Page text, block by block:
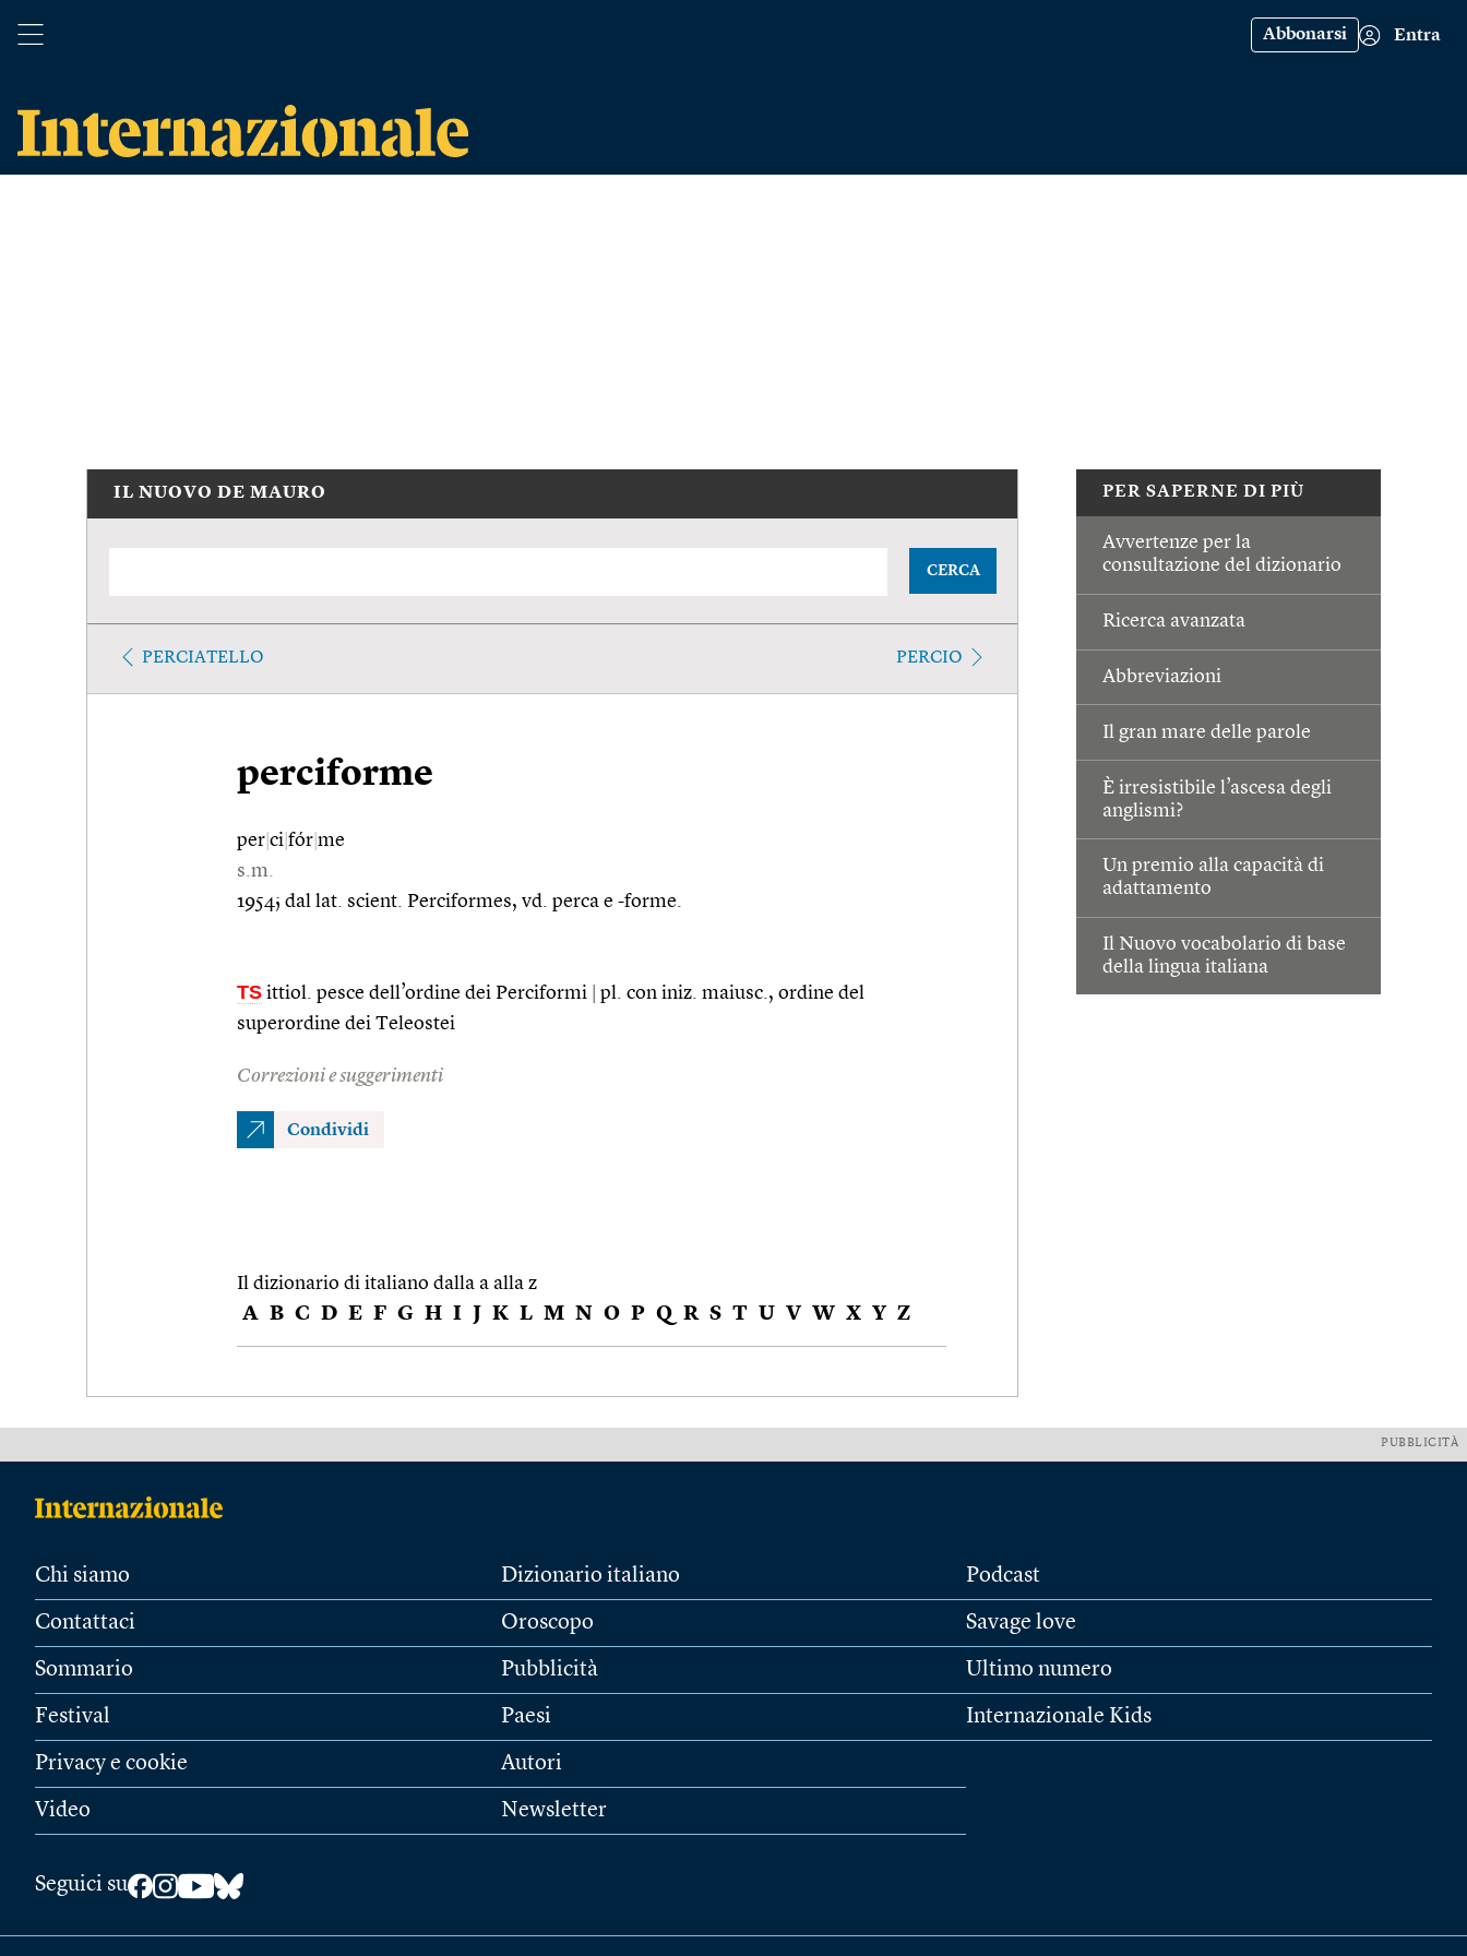
Abbonarsi Entra
PER SAPERNE DI PIÙ
Avvertenze per la
consultazione del dizionario
Ricerca avanzata
Abbreviazioni
Il gran mare delle parole
È irresistibile l’ascesa degli
anglismi?
Un premio alla capacità di
adattamento
Il Nuovo vocabolario di base
della lingua italiana
IL NUOVO DE MAURO
CERCA
PERCIATELLO PERCIO
perciforme
per ci fór me
s.m.
1954; dal lat. scient. Perciformes, vd. perca e -forme.
TS ittiol. pesce dell’ordine dei Perciformi
pl. con iniz. maiusc., ordine del
superordine dei Teleostei
Correzioni e suggerimenti
Condividi
Il dizionario di italiano dalla a alla z
A B C D E F G H I J K L M N O P Q R S T U V W X Y Z
PUBBLICITÀ
Chi siamo
Contattaci
Sommario
Festival
Privacy e cookie
Video
Dizionario italiano
Oroscopo
Pubblicità
Paesi
Autori
Newsletter
Podcast
Savage love
Ultimo numero
Internazionale Kids
Seguici su